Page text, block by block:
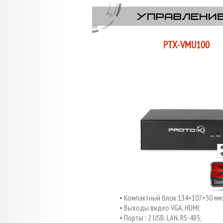
PTX-VMU100
Компактный блок 134×107×50 мм;
Выходы видео VGA, HDMI;
Порты : 2 USB, LAN, RS-485;